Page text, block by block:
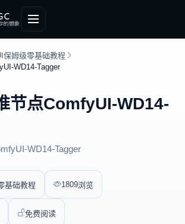
保姆级零基础教程
WD14-Tagger
节点ComfyUI-WD14-
WD14-Tagger
基础教程 1809浏览
免费阅读